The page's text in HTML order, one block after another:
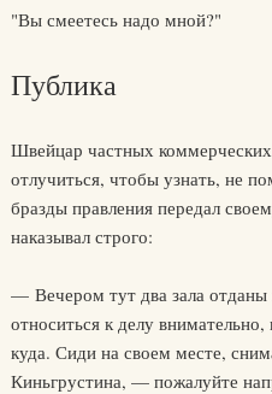
"Вы смеетесь надо мной?"
Публика
Швейцар частных
отлучиться, чтобы узнать, не
бразды правления передал
наказывал строго:
— Вечером тут два зала
относиться к делу
куда. Сиди на своем месте,
Киньгрустина, — пожалуйте